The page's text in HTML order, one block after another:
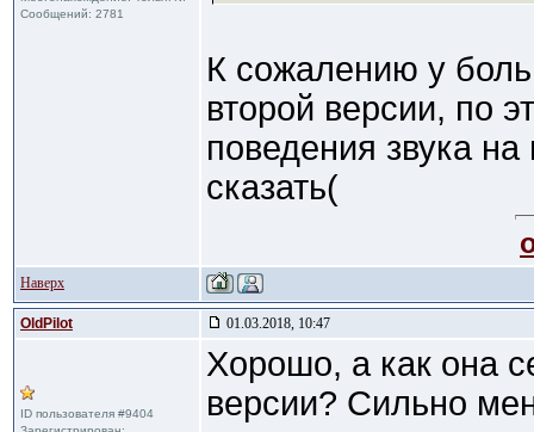
Сообщений: 2781
К сожалению у
второй версии, по
поведения звука
сказать(
Наверх
OldPilot 01.03.2018, 10:47
ID пользователя #9404
Хорошо, а как она
версии? Сильно